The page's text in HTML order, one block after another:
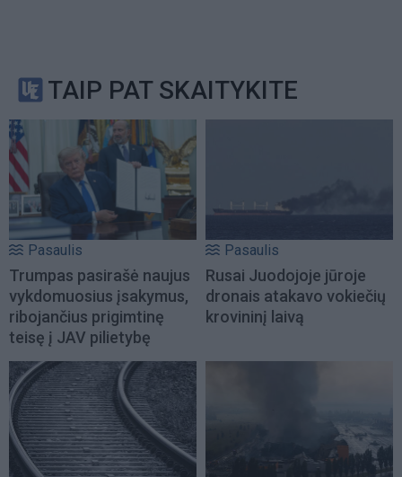
TAIP PAT SKAITYKITE
Pasaulis
Trumpas pasirašė naujus
vykdomuosius įsakymus,
ribojančius prigimtinę
teisę į JAV pilietybę
Pasaulis
Rusai Juodojoje jūroje
dronais atakavo vokiečių
krovininį laivą